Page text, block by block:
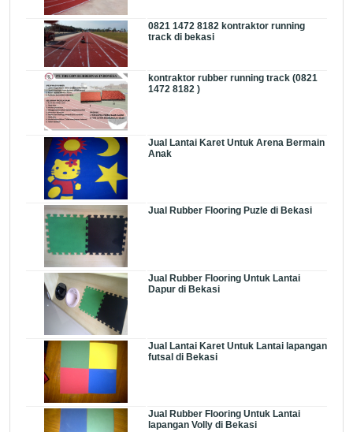
0821 1472 8182 kontraktor running
track di bekasi
kontraktor rubber running track (0821
1472 8182 )
Jual Lantai Karet Untuk Arena Bermain
Anak
Jual Rubber Flooring Puzle di Bekasi
Jual Rubber Flooring Untuk Lantai
Dapur di Bekasi
Jual Lantai Karet Untuk Lantai lapangan
futsal di Bekasi
Jual Rubber Flooring Untuk Lantai
lapangan Volly di Bekasi